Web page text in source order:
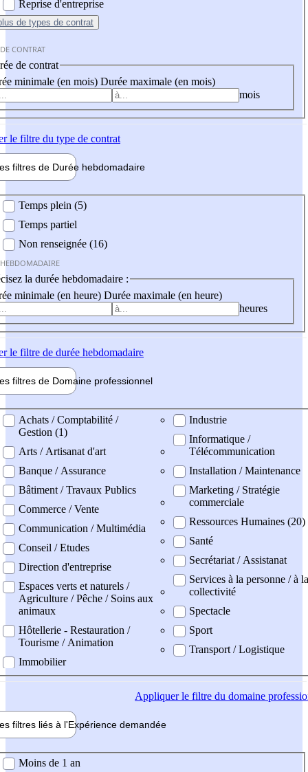
Reprise d'entreprise
de types de contrat
CONTRAT
de contrat
minimale (en mois) Durée maximale (en mois)
mois
le filtre du type de contrat
filtres de Durée hebdomadaire
Temps plein (5)
Temps partiel
Non renseignée (16)
la durée hebdomadaire :
minimale (en heure) Durée maximale (en heure)
heures
le filtre de durée hebdomadaire
filtres de Domaine professionnel
professionel
Achats / Comptabilité /
Gestion (1)
Arts / Artisanat d'art
Banque / Assurance
Bâtiment / Travaux Publics
Commerce / Vente
Communication / Multimédia
Conseil / Etudes
Direction d'entreprise
Espaces verts et naturels /
Agriculture / Pêche / Soins aux
animaux
Hôtellerie - Restauration /
Tourisme / Animation
Immobilier
Industrie
Informatique /
Télécommunication
Installation / Maintenance
Marketing / Stratégie
commerciale
Ressources Humaines (20)
Santé
Secrétariat / Assistanat
Services à la personne / à la
collectivité
Spectacle
Sport
Transport / Logistique
Appliquerle filtre du domaine
filtres liés à l'Expérience demandée
demandée
Moins de 1 an